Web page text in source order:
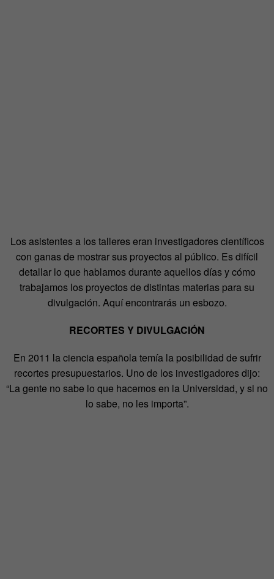
Los asistentes a los talleres eran investigadores científicos
con ganas de mostrar sus proyectos al público. Es difícil
detallar lo que hablamos durante aquellos días y cómo
trabajamos los proyectos de distintas materias para su
divulgación. Aquí encontrarás un esbozo.
RECORTES Y DIVULGACIÓN
En 2011 la ciencia española temía la posibilidad de sufrir
recortes presupuestarios. Uno de los investigadores dijo:
“La gente no sabe lo que hacemos en la Universidad, y si no
lo sabe, no les importa”.